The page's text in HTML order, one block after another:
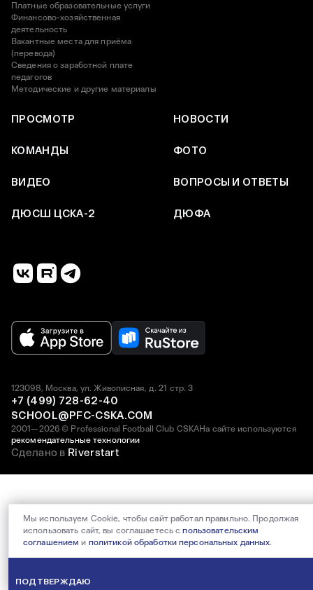
Платные образовательные услуги
Финансово-хозяйственная
деятельность
Вакантные места для приёма
(перевода)
Сведения о заработной плате
педагогов
Методические и другие материалы
ПРОСМОТР НОВОСТИ
КОМАНДЫ ФОТО
ВИДЕО ВОПРОСЫ И ОТВЕТЫ
ДЮСШ ЦСКА-2 ДЮФА
2001—2026 © Professional Football Club CSKAНа сайте используются
рекомендательные технологии
123098, Москва, ул. Живописная, д. 21 стр. 3
+7 (499) 728-62-40
SCHOOL@PFC-CSKA.COM
Сделано в Riverstart
Мы используем Cookie, чтобы сайт работал правильно. Продолжая
использовать сайт, вы соглашаетесь спользовательским
соглашением и политикой обработки персональных данных.
ПОДТВЕРЖДАЮ